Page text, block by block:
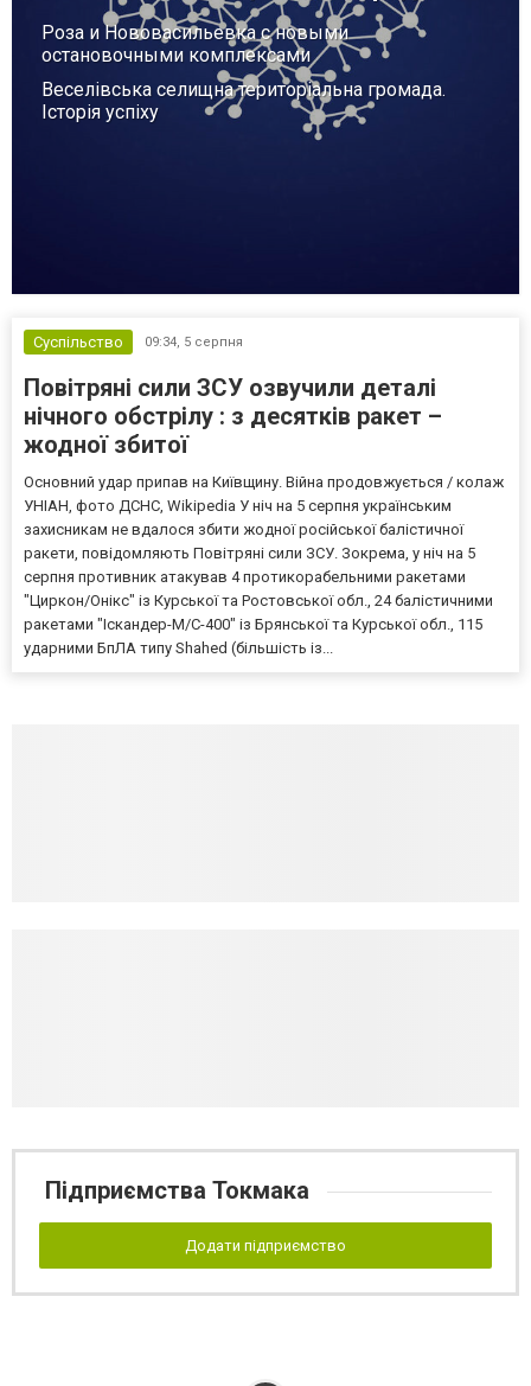
Роза и Нововасильевка с новыми
остановочными комплексами
Веселівська селищна територіальна громада.
Історія успіху
Суспільство 09:34, 5 серпня
Повітряні сили ЗСУ озвучили деталі
нічного обстрілу : з десятків ракет –
жодної збитої
Основний удар припав на Київщину. Війна продовжується / колаж
УНІАН, фото ДСНС, Wikipedia У ніч на 5 серпня українським
захисникам не вдалося збити жодної російської балістичної
ракети, повідомляють Повітряні сили ЗСУ. Зокрема, у ніч на 5
серпня противник атакував 4 протикорабельними ракетами
"Циркон/Онікс" із Курської та Ростовської обл., 24 балістичними
ракетами "Іскандер-М/С-400" із Брянської та Курської обл., 115
ударними БпЛА типу Shahed (більшість із...
Підприємства Токмака
Додати підприємство